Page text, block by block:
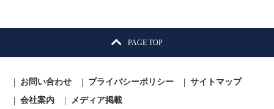
PAGE TOP
お問い合わせ プライバシーポリシー
サイトマップ
会社案内
メディア掲載